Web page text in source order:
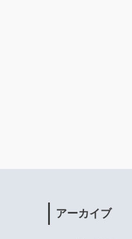
アーカイブ